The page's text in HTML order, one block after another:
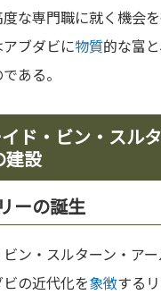
な専門職に就く機会
アブダビに物質的な富
ある。
ド・ビン・スル
建設
ーの誕生
ン・スルターン・ア
の近代化を象徴する